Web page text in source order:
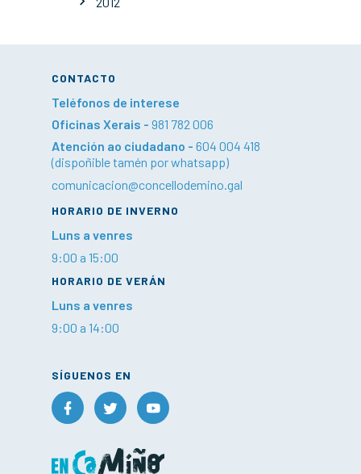
CONTACTO
Teléfonos de interese
Oficinas Xerais - 981 782 006
Atención ao ciudadano - 604 004 418
(dispoñible tamén por whatsapp)
comunicacion@concellodemino.gal
HORARIO DE INVERNO
Luns a venres
9:00 a 15:00
HORARIO DE VERÁN
Luns a venres
9:00 a 14:00
SÍGUENOS EN